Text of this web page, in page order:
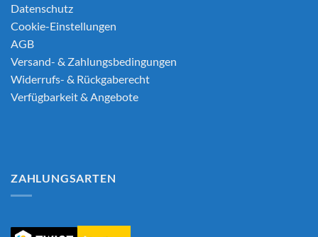
Datenschutz
Cookie-Einstellungen
AGB
Versand- & Zahlungsbedingungen
Widerrufs- & Rückgaberecht
Verfügbarkeit & Angebote
ZAHLUNGSARTEN